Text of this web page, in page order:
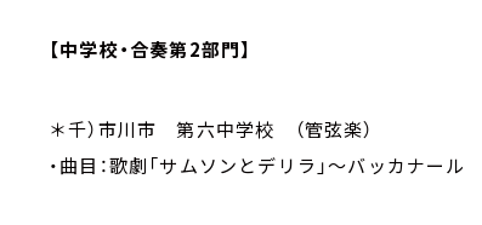
【中学校・合奏第2部門】
＊千）市川市 第六中学校 （管弦楽）
・曲目：歌劇「サムソンとデリラ」～バッカナール